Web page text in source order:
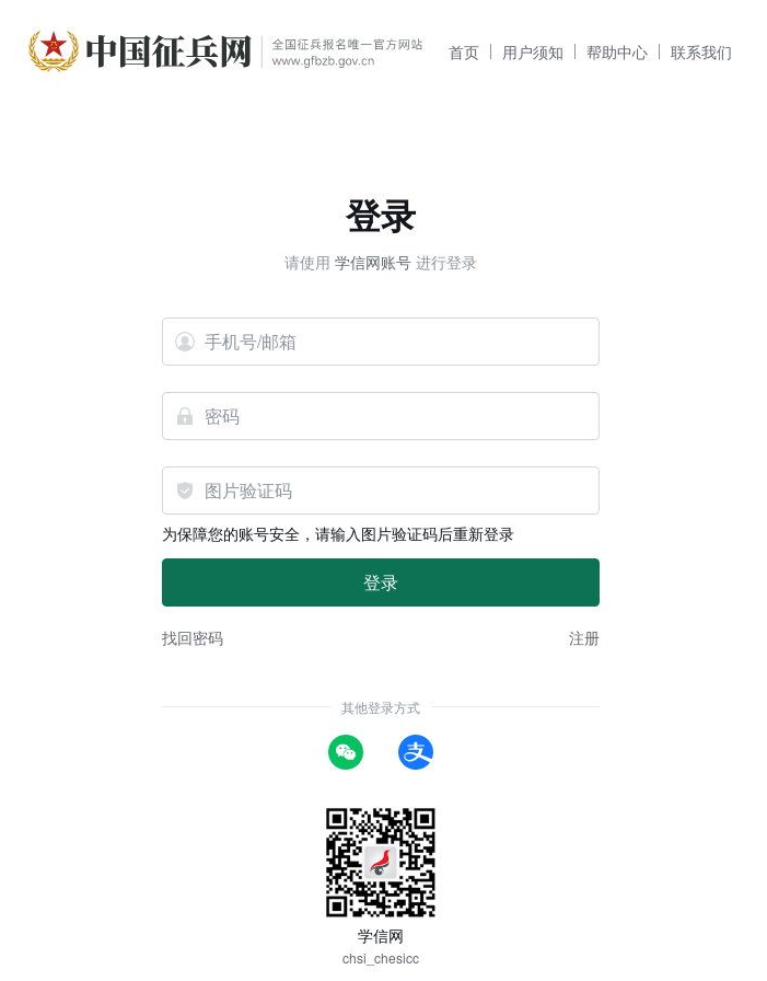
首页 用户须知 帮助中心 联系我们
登录
请使用 学信网账号进行登录
为保障您的账号安全，请输入图片验证码后重新登录
找回密码 注册
其他登录方式
学信网
chsi_chesicc